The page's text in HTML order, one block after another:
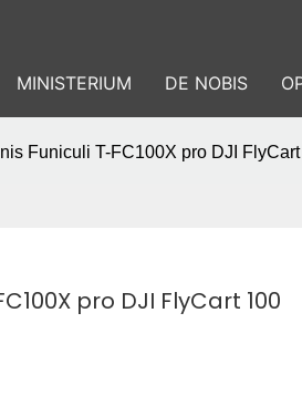
MINISTERIUM DE NOBIS
Funiculi T-FC100X pro DJI
pro DJI FlyCart 100